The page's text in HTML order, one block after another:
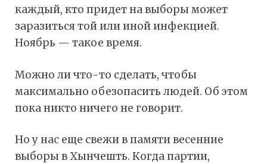
каждый, кто придет на выборы может
заразиться той или иной инфекцией.
Ноябрь — такое время.
Можно ли что-то сделать, чтобы
максимально обезопасить людей. Об этом
пока никто ничего не говорит.
Но у нас еще свежи в памяти весенние
выборы в Хынчешть. Когда партии,